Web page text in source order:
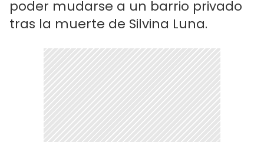
poder mudarse a un barrio privado
tras la muerte de Silvina Luna.